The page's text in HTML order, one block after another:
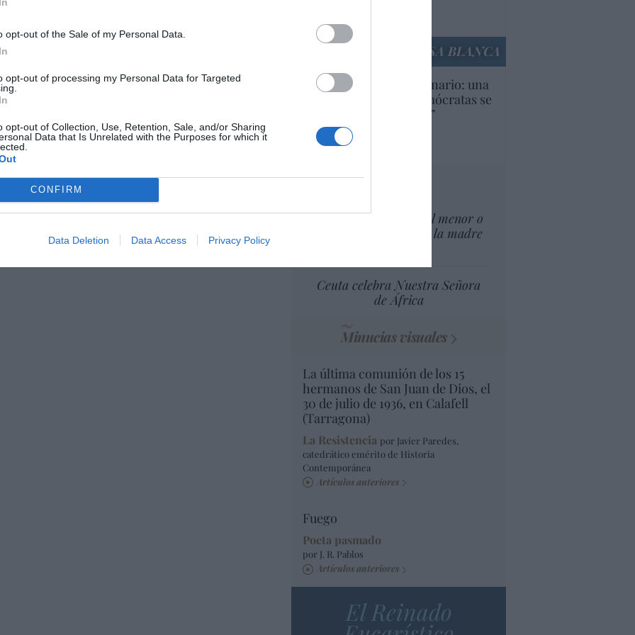
opt-out of the Sale of my Personal Data.
opt-out of processing my Personal Data for Targeted
opt-out of Collection, Use, Retention, Sale, and/or Sharing
Data that Is Unrelated with the Purposes for which it
CONFIRM
Data Deletion Data Access Privacy Policy
08/26 11:30
las dos columnas de Hércules
06/08/26 07:58
LA CASA BLANCA
EEUU. Inquietante escenario: una
tercera parte de los demócratas se
define como “socialista”
por Ignacio Aguirre
Artículos anteriores
Cartas al director
¿El Superior interés el menor o
el superior interés de la madre
Ceuta celebra Nuestra Señora
de África
Minucias visuales
La última comunión de los 15
hermanos de San Juan de Dios, el
30 de julio de 1936, en Calafell
(Tarragona)
La Resistencia por Javier Paredes,
catedrático emérito de Historia
Contemporánea
Artículos anteriores
Fuego
Poeta pasmado
por J. R. Pablos
Artículos anteriores
El Reinado